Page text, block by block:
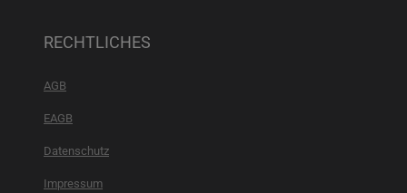
RECHTLICHES
AGB
EAGB
Datenschutz
Impressum